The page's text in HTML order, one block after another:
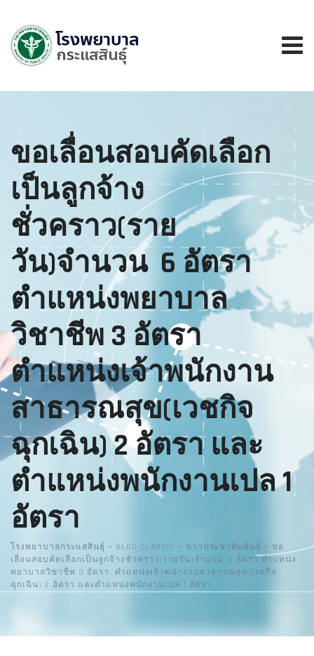
ขอเลื่อนสอบคัดเลือก
เป็นลูกจ้าง
ชั่วคราว(ราย
วัน)จำนวน 6 อัตรา
ตำแหน่งพยาบาล
วิชาชีพ 3 อัตรา
ตำแหน่งเจ้าพนักงาน
สาธารณสุข(เวชกิจ
ฉุกเฉิน) 2 อัตรา และ
ตำแหน่งพนักงานเปล 1
อัตรา
โรงพยาบาลกระแสสินธุ์ > BLOG CLASSIC > ข่าวประชาสัมพันธ์ > ขอ
เลื่อนสอบคัดเลือกเป็นลูกจ้างชั่วคราว(รายวัน)จำนวน 6 อัตรา ตำแหน่ง
พยาบาลวิชาชีพ 3 อัตรา ตำแหน่งเจ้าพนักงานสาธารณสุข(เวชกิจ
ฉุกเฉิน) 2 อัตรา และตำแหน่งพนักงานเปล 1 อัตรา